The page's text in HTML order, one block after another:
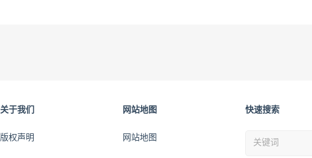
关于我们
版权声明
网站地图
网站地图
快速搜索